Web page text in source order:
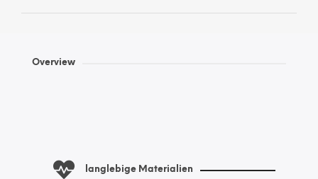
Overview
langlebige Materialien